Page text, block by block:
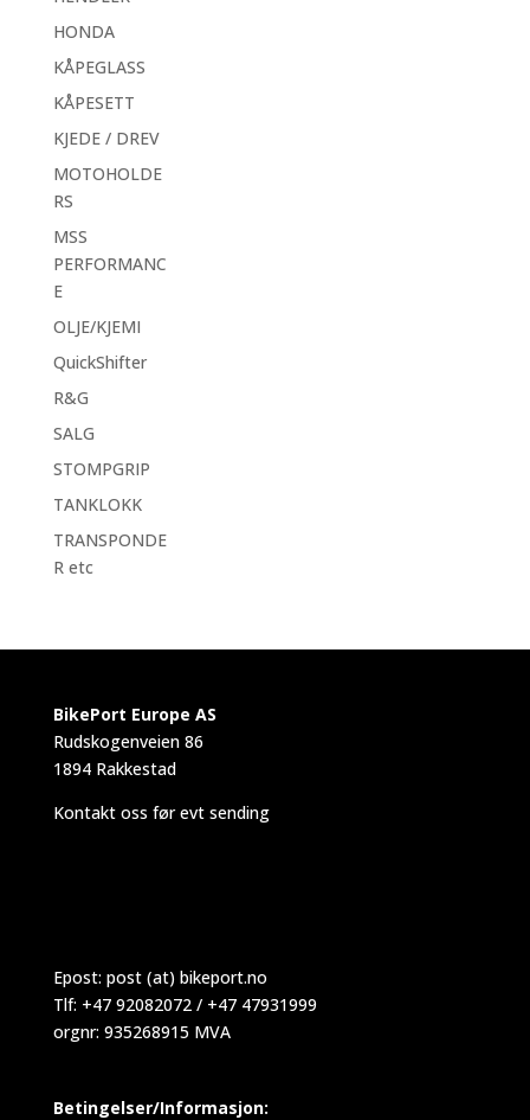
HONDA
KÅPEGLASS
KÅPESETT
KJEDE / DREV
MOTOHOLDE
RS
MSS
PERFORMANC
E
OLJE/KJEMI
QuickShifter
R&G
SALG
STOMPGRIP
TANKLOKK
TRANSPONDE
R etc
BikePort Europe AS
Rudskogenveien 86
1894 Rakkestad
Kontakt oss før evt sending
Epost: post (at) bikeport.no
Tlf: +47 92082072 / +47 47931999
orgnr: 935268915 MVA
Betingelser/Informasjon: